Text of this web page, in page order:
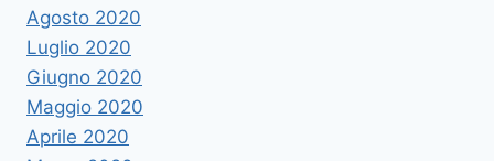
Agosto 2020
Luglio 2020
Giugno 2020
Maggio 2020
Aprile 2020